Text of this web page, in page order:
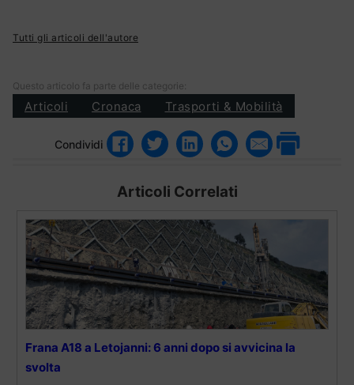
Tutti gli articoli dell'autore
Questo articolo fa parte delle categorie:
Articoli Cronaca Trasporti & Mobilità
Condividi
Articoli Correlati
Frana A18 a Letojanni: 6 anni dopo si avvicina la
svolta